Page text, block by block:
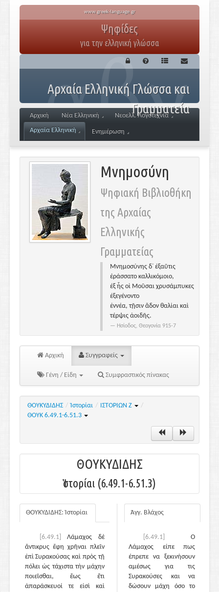
www.greek-language.gr
Ψηφίδες
για την ελληνική γλώσσα
Αρχαία Ελληνική Γλώσσα και
Γραμματεία
Αρχική Νέα Ελληνική
Νεοελλ. Λογοτεχνία
Αρχαία Ελληνική
Ενημέρωση
Μνημοσύνη
Ψηφιακή Βιβλιοθήκη
της Αρχαίας
Ελληνικής
Γραμματείας
Μνημοσύνης δ᾽ ἐξαῦτις
ἐράσσατο καλλικόμοιο,
ἐξ ἧς οἱ Μοῦσαι χρυσάμπυκες
ἐξεγένοντο
ἐννέα, τῇσιν ἅδον θαλίαι καὶ
τέρψις ἀοιδῆς.
Ησίοδος, Θεογονία 915-7
Αρχική Συγγραφείς
Γένη / Είδη Συμφραστικός πίνακας
ΘΟΥΚΥΔΙΔΗΣ / Ἱστορίαι / ΙΣΤΟΡΙΩΝ Ζ
/
ΘΟΥΚ 6.49.1-6.51.3
ΘΟΥΚΥΔΙΔΗΣ
Ἱστορίαι (6.49.1-6.51.3)
ΘΟΥΚΥΔΙΔΗΣ: Ἱστορίαι
[6.49.1]
Λάμαχος δὲ
ἄντικρυς ἔφη χρῆναι πλεῖν
ἐπὶ Συρακούσας καὶ πρὸς τῇ
πόλει ὡς τάχιστα τὴν μάχην
ποιεῖσθαι, ἕως ἔτι
ἀπαράσκευοί τε εἰσὶ καὶ
Άγγ. Βλάχος
[6.49.1]
Ο
Λάμαχος είπε πως
έπρεπε να ξεκινήσουν
αμέσως για τις
Συρακούσες και να
δώσουν μάχη όσο το